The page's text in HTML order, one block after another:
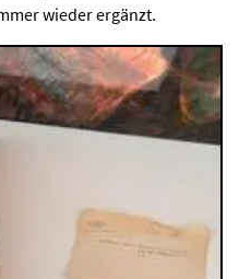
wieder ergänzt.